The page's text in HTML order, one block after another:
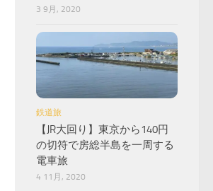
3 9月, 2020
鉄道旅
【JR大回り】東京から140円
の切符で房総半島を一周する
電車旅
4 11月, 2020